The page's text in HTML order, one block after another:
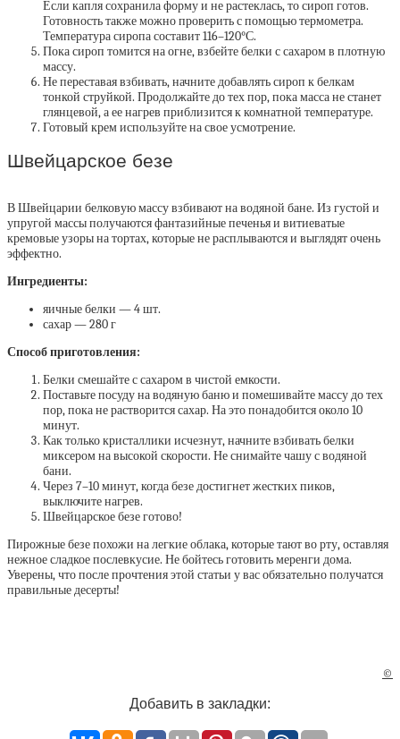
Если капля сохранила форму и не растеклась, то сироп готов.
Готовность также можно проверить с помощью термометра.
Температура сиропа составит 116–120°С.
Пока сироп томится на огне, взбейте белки с сахаром в плотную
массу.
Не переставая взбивать, начните добавлять сироп к белкам
тонкой струйкой. Продолжайте до тех пор, пока масса не станет
глянцевой, а ее нагрев приблизится к комнатной температуре.
Готовый крем используйте на свое усмотрение.
Швейцарское безе
В Швейцарии белковую массу взбивают на водяной бане. Из густой и
упругой массы получаются фантазийные печенья и витиеватые
кремовые узоры на тортах, которые не расплываются и выглядят очень
эффектно.
Ингредиенты:
яичные белки — 4 шт.
сахар — 280 г
Способ приготовления:
Белки смешайте с сахаром в чистой емкости.
Поставьте посуду на водяную баню и помешивайте массу до тех
пор, пока не растворится сахар. На это понадобится около 10
минут.
Как только кристаллики исчезнут, начните взбивать белки
миксером на высокой скорости. Не снимайте чашу с водяной
бани.
Через 7–10 минут, когда безе достигнет жестких пиков,
выключите нагрев.
Швейцарское безе готово!
Пирожные безе похожи на легкие облака, которые тают во рту, оставляя
нежное сладкое послевкусие. Не бойтесь готовить меренги дома.
Уверены, что после прочтения этой статьи у вас обязательно получатся
правильные десерты!
©
Добавить в закладки: